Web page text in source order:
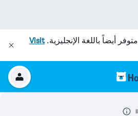
متوفر أيضاً باللغة الإنجليزية.Visit